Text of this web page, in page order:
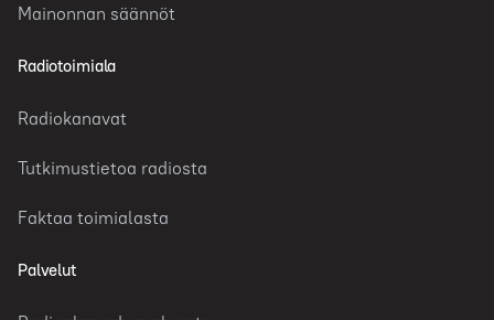
Mainonnan säännöt
Radiotoimiala
Radiokanavat
Tutkimustietoa radiosta
Faktaa toimialasta
Palvelut